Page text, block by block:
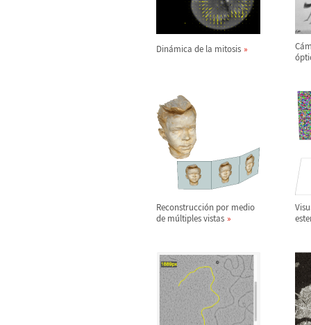
Dinámica de la mitosis Cá
ó
Reconstrucción por medio
de múltiples vistas